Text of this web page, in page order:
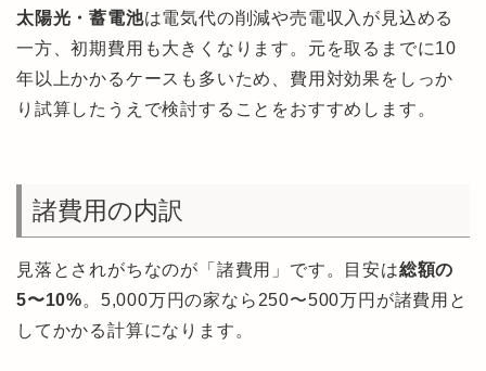
太陽光・蓄電池は電気代の削減や売電収入が見込める
一方、初期費用も大きくなります。元を取るまでに10
年以上かかるケースも多いため、費用対効果をしっか
り試算したうえで検討することをおすすめします。
諸費用の内訳
見落とされがちなのが「諸費用」です。目安は総額の
5〜10%。5,000万円の家なら250〜500万円が諸費用と
してかかる計算になります。